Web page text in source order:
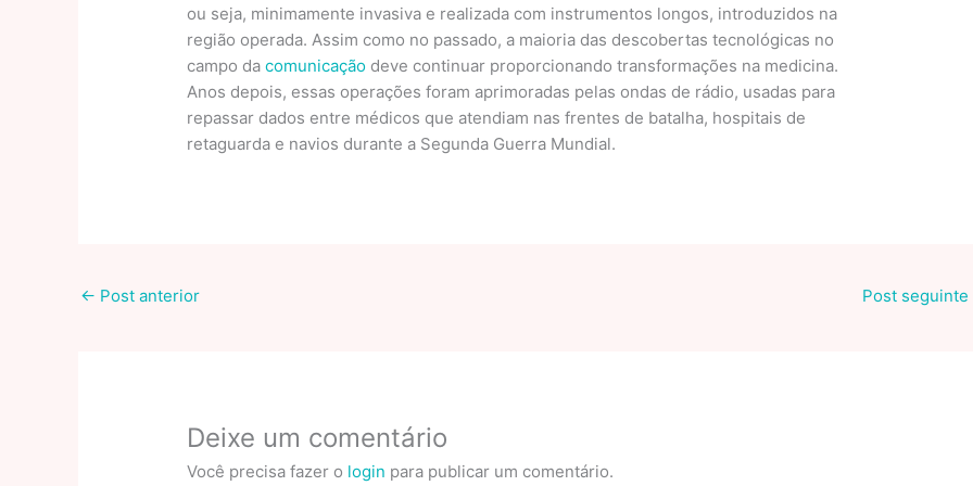
ou seja, minimamente invasiva e realizada com instrumentos longos, introduzidos na
região operada. Assim como no passado, a maioria das descobertas tecnológicas no
campo dacomunicação deve continuar proporcionando transformações na medicina.
Anos depois, essas operações foram aprimoradas pelas ondas de rádio, usadas para
repassar dados entre médicos que atendiam nas frentes de batalha, hospitais de
retaguarda e navios durante a Segunda Guerra Mundial.
← Post anterior Post seguinte
Deixe um comentário
Você precisa fazer o login para publicar um comentário.